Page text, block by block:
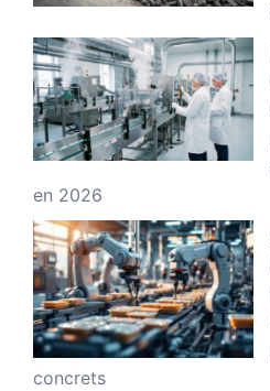
en 2026
concrets